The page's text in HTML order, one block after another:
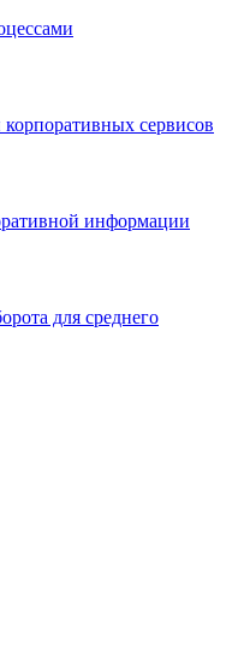
сервисов
информации
для среднего